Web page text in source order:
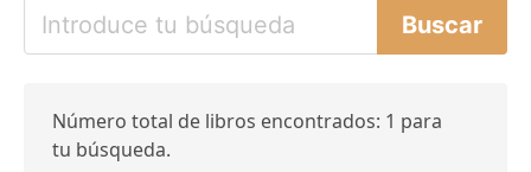
Número total de libros encontrados: 1 para
tu búsqueda.